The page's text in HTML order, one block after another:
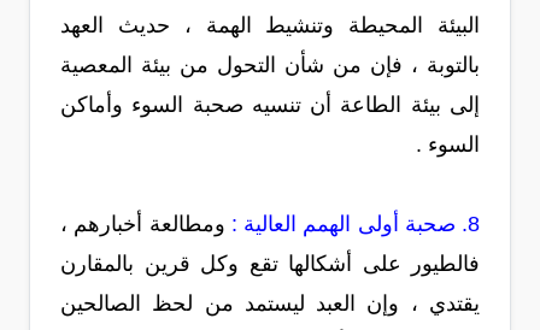
البيئة المحيطة وتنشيط الهمة ، حديث العهد
بالتوبة ، فإن من شأن التحول من بيئة المعصية
إلى بيئة الطاعة أن تنسيه صحبة السوء وأماكن
السوء .
8. صحبة أولى الهمم العالية :
ومطالعة أخبارهم ،
فالطيور على أشكالها تقع وكل قرين بالمقارن
يقتدي ، وإن العبد ليستمد من لحظ الصالحين